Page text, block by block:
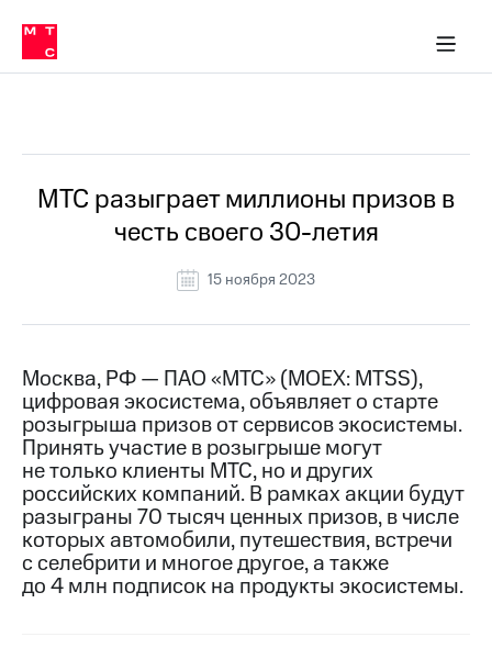
Медиа-центр
и акционерам
Устойчивое развитие
Комплаенс и деловая этика
компании
Карьера
История
компании
Руководство
Контакты
Медиа-центр
Пресс-
релизы
МТС
о технологиях
Достижения
в МТС
Пресс-
релизы
о технологиях
МТС разыграет миллионы призов в
честь своего 30-летия
15 ноября 2023
Москва, РФ — ПАО «МТС» (MOEX: MTSS),
цифровая экосистема, объявляет о старте
розыгрыша призов от сервисов экосистемы.
Принять участие в розыгрыше могут
не только клиенты МТС, но и других
российских компаний. В рамках акции будут
разыграны 70 тысяч ценных призов, в числе
которых автомобили, путешествия, встречи
с селебрити и многое другое, а также
до 4 млн подписок на продукты экосистемы.